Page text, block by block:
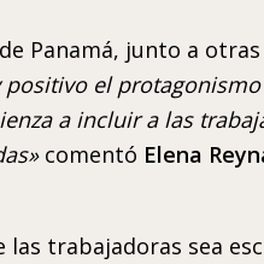
Panamá, junto a
el
a incluir a las
comentó Elena
trabajadoras sea